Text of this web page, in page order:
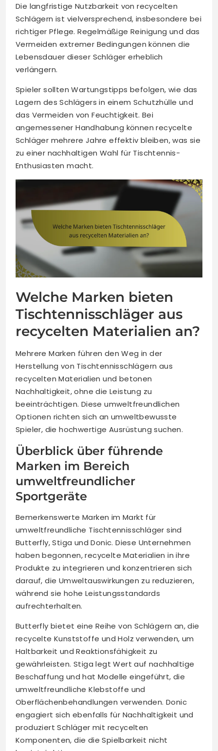
Die langfristige Nutzbarkeit von recycelten
Schlägern ist vielversprechend, insbesondere bei
richtiger Pflege. Regelmäßige Reinigung und das
Vermeiden extremer Bedingungen können die
Lebensdauer dieser Schläger erheblich
verlängern.
Spieler sollten Wartungstipps befolgen, wie das
Lagern des Schlägers in einem Schutzhülle und
das Vermeiden von Feuchtigkeit. Bei
angemessener Handhabung können recycelte
Schläger mehrere Jahre effektiv bleiben, was sie
zu einer nachhaltigen Wahl für Tischtennis-
Enthusiasten macht.
Welche Marken bieten
Tischtennisschläger aus
recycelten Materialien an?
Mehrere Marken führen den Weg in der
Herstellung von Tischtennisschlägern aus
recycelten Materialien und betonen
Nachhaltigkeit, ohne die Leistung zu
beeinträchtigen. Diese umweltfreundlichen
Optionen richten sich an umweltbewusste
Spieler, die hochwertige Ausrüstung suchen.
Überblick über führende
Marken im Bereich
umweltfreundlicher
Sportgeräte
Bemerkenswerte Marken im Markt für
umweltfreundliche Tischtennisschläger sind
Butterfly, Stiga und Donic. Diese Unternehmen
haben begonnen, recycelte Materialien in ihre
Produkte zu integrieren und konzentrieren sich
darauf, die Umweltauswirkungen zu reduzieren,
während sie hohe Leistungsstandards
aufrechterhalten.
Butterfly bietet eine Reihe von Schlägern an, die
recycelte Kunststoffe und Holz verwenden, um
Haltbarkeit und Reaktionsfähigkeit zu
gewährleisten. Stiga legt Wert auf nachhaltige
Beschaffung und hat Modelle eingeführt, die
umweltfreundliche Klebstoffe und
Oberflächenbehandlungen verwenden. Donic
engagiert sich ebenfalls für Nachhaltigkeit und
produziert Schläger mit recycelten
Komponenten, die die Spielbarkeit nicht